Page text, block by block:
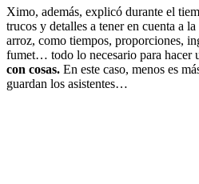
Ximo, además, explicó durante el
trucos y detalles a tener en cuenta a
arroz, como tiempos, proporciones,
fumet… todo lo necesario para hacer
con cosas. En este caso, menos es
guardan los asistentes…